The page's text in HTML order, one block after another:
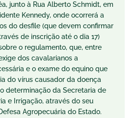
junto à Rua Alberto Schmidt, em
Kennedy, onde ocorrerá a
do desfile (que devem confirmar
de inscrição até o dia 17)
o regulamento, que, entre
dos cavalarianos a
e o exame do equino que
do vírus causador da doença
determinação da Secretaria de
e Irrigação, através do seu
Agropecuária do Estado.